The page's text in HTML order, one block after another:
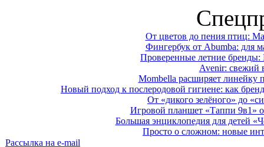
От цветов до пения птиц:
Фингербук от Abumba: для
Проверенные летние
Avenir: свежий
Mombella расширяет линейку
Новый подход к послеродовой гигиене: как
От «дикого зелёного» до
Игровой планшет «Таппи 9в1»
Большая энциклопедия для детей
Просто о сложном: новые
Рассылка на e-mail